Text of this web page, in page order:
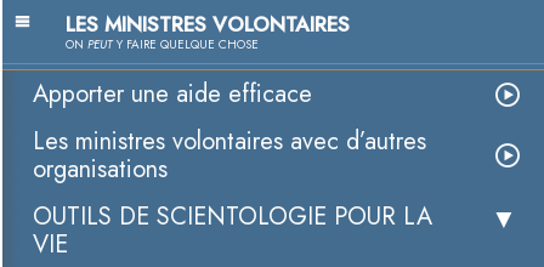
LES MINISTRES VOLONTAIRES
ON PEUTY FAIRE QUELQUE CHOSE
Apporter une aide efficace
Les ministres volontaires avec d’autres
organisations
OUTILS DE SCIENTOLOGIE POUR LA
VIE